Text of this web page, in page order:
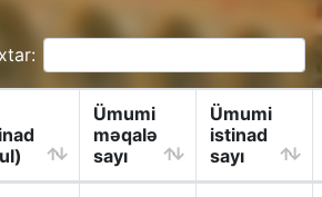
Ümumi
məqalə
sayı
Ümumi
istinad
sayı